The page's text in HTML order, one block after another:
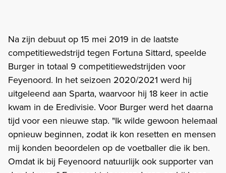
Na zijn debuut op 15 mei 2019 in de laatste
competitiewedstrijd tegen Fortuna Sittard, speelde
Burger in totaal 9 competitiewedstrijden voor
Feyenoord. In het seizoen 2020/2021 werd hij
uitgeleend aan Sparta, waarvoor hij 18 keer in actie
kwam in de Eredivisie. Voor Burger werd het daarna
tijd voor een nieuwe stap. "Ik wilde gewoon helemaal
opnieuw beginnen, zodat ik kon resetten en mensen
mij konden beoordelen op de voetballer die ik ben.
Omdat ik bij Feyenoord natuurlijk ook supporter van